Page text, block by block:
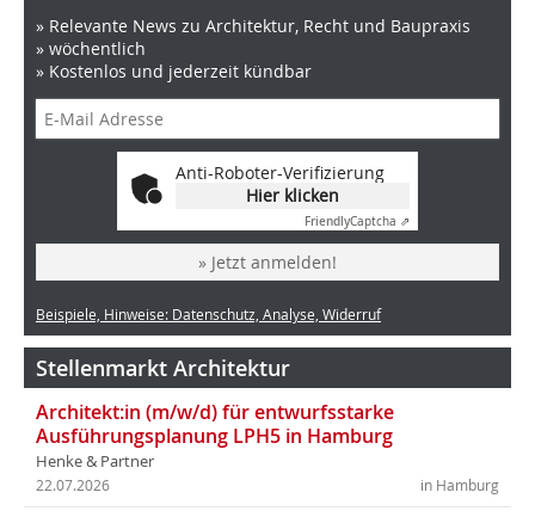
» Relevante News zu Architektur, Recht und Baupraxis
» wöchentlich
» Kostenlos und jederzeit kündbar
Anti-Roboter-Verifizierung
Hier klicken
FriendlyCaptcha ⇗
» Jetzt anmelden!
Beispiele, Hinweise: Datenschutz, Analyse, Widerruf
Stellenmarkt Architektur
Architekt:in (m/w/d) für entwurfsstarke
Ausführungsplanung LPH5 in Hamburg
Henke & Partner
in Hamburg
22.07.2026